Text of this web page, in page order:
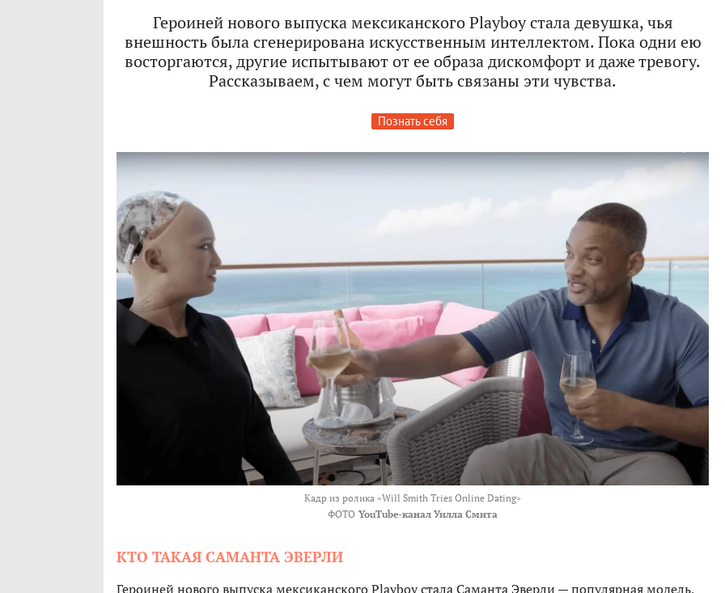
Героиней нового выпуска мексиканского Playboy стала девушка, чья
внешность была сгенерирована искусственным интеллектом. Пока одни ею
восторгаются, другие испытывают от ее образа дискомфорт и даже тревогу.
Рассказываем, с чем могут быть связаны эти чувства.
Познать себя
Кадр из ролика «Will Smith Tries Online Dating»
ФОТО YouTube-канал Уилла Смита
КТО ТАКАЯ САМАНТА ЭВЕРЛИ
Героиней нового выпуска мексиканского Playboy стала Саманта Эверли — популярная модель,